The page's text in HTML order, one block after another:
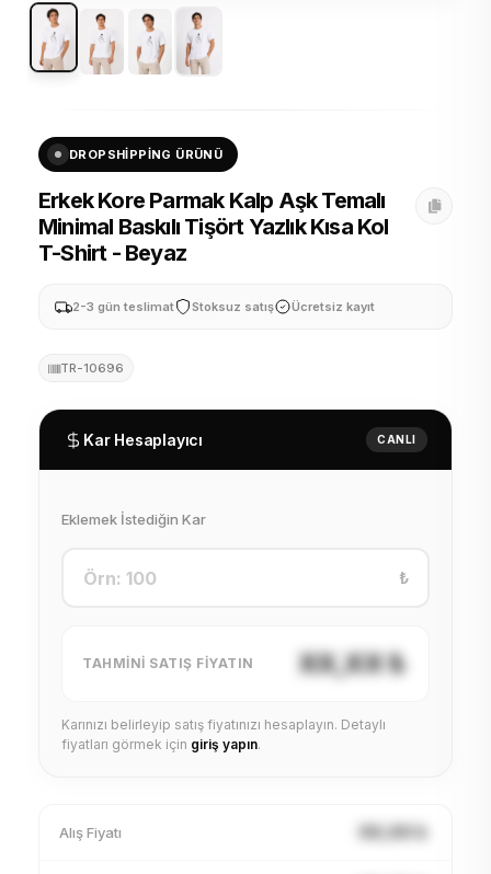
DROPSHIPPING ÜRÜNÜ
Erkek Kore Parmak Kalp Aşk Temalı
Minimal Baskılı Tişört Yazlık Kısa Kol
T-Shirt - Beyaz
2-3 gün teslimat Stoksuz satış Ücretsiz kayıt
TR-10696
Kar Hesaplayıcı CANLI
Eklemek İstediğin Kar
₺
TAHMINI SATIŞ FIYATIN XX,XX ₺
Karınızı belirleyip satış fiyatınızı hesaplayın. Detaylı
fiyatları görmek için giriş yapın.
Alış Fiyatı XX,XX ₺